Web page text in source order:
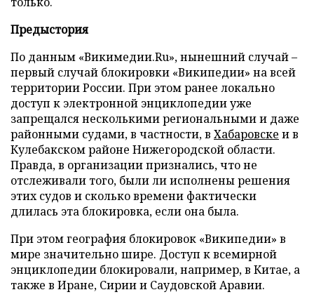
Предыстория
По данным «Викимедии.Ru», нынешний случай –
первый случай блокировки «Википедии» на всей
территории России. При этом ранее локально
доступ к электронной энциклопедии уже
запрещался несколькими региональными и даже
районными судами, в частности, в Хабаровске и в
Кулебакском районе Нижегородской области.
Правда, в организации признались, что не
отслеживали того, были ли исполнены решения
этих судов и сколько времени фактически
длилась эта блокировка, если она была.
При этом география блокировок «Википедии» в
мире значительно шире. Доступ к всемирной
энциклопедии блокировали, например, в Китае, а
также в Иране, Сирии и Саудовской Аравии.